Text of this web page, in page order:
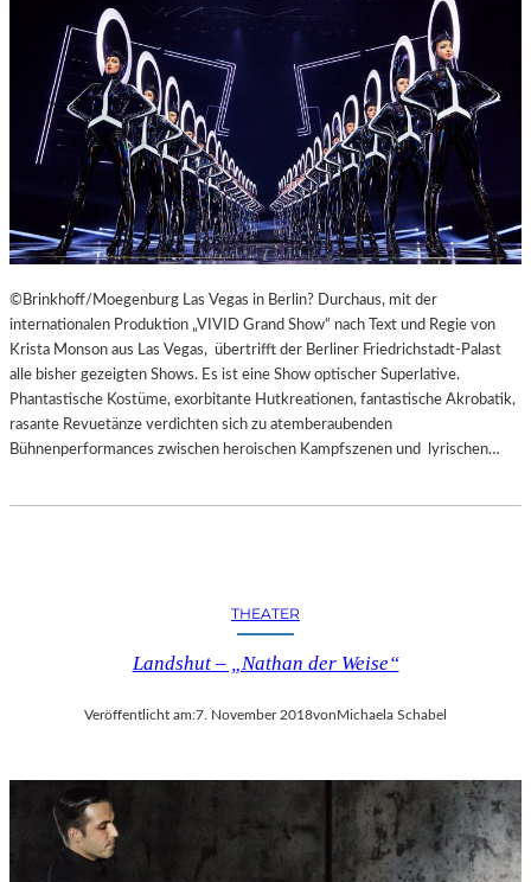
©Brinkhoff/Moegenburg Las Vegas in Berlin? Durchaus, mit der
internationalen Produktion „VIVID Grand Show“ nach Text und Regie von
Krista Monson aus Las Vegas, übertrifft der Berliner Friedrichstadt-Palast
alle bisher gezeigten Shows. Es ist eine Show optischer Superlative.
Phantastische Kostüme, exorbitante Hutkreationen, fantastische Akrobatik,
rasante Revuetänze verdichten sich zu atemberaubenden
Bühnenperformances zwischen heroischen Kampfszenen und lyrischen…
THEATER
Landshut – „Nathan der Weise“
Veröffentlicht am:7. November 2018von Michaela Schabel